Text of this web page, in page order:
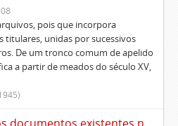
pois que incorpora
titulares, unidas por sucessivos
De um tronco comum de apelido
a partir de meados do século XV,